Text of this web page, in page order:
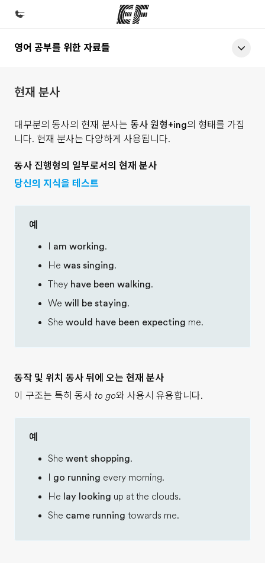
프로그램
제공하는 과정 안내
지사
가까운 지사 검색
회사 소개
글로벌 인재 채용
영어 공부를 위한 자료들
현재 분사
대부분의 동사의 현재 분사는 동사 원형+ing의 형태를 가집
니다. 현재 분사는 다양하게 사용됩니다.
동사 진행형의 일부로서의 현재 분사
당신의 지식을 테스트
예
am working.
He was singing.
They have been walking.
We will be staying.
She would have been expecting me.
동작 및 위치 동사 뒤에 오는 현재 분사
이 구조는 특히 동사 to go와 사용시 유용합니다.
예
She went shopping.
go running every morning.
He lay looking up at the clouds.
She came running towards me.